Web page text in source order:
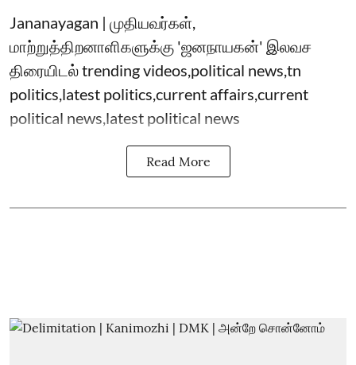
Jananayagan | முதியவர்கள்,
மாற்றுத்திறனாளிகளுக்கு 'ஜனநாயகன்' இலவச
திரையிடல் trending videos,political news,tn
politics,latest politics,current affairs,current
political news,latest political news
Read More